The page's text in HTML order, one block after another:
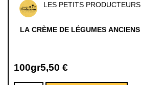
LES PETITS PRODUCTEURS
LA CRÈME DE LÉGUMES ANCIENS
100gr5,50 €